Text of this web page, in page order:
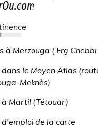
à Merzouga ( Erg Chebbi
dans le Moyen Atlas
Meknès)
à Martil (Tétouan)
d'emploi de la carte